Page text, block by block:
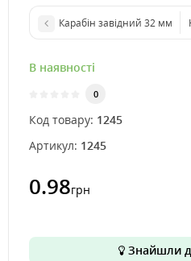
Карабін завідний 32 мм
В наявності
0
Код товару: 1245
Артикул: 1245
0.98грн
Знайшли